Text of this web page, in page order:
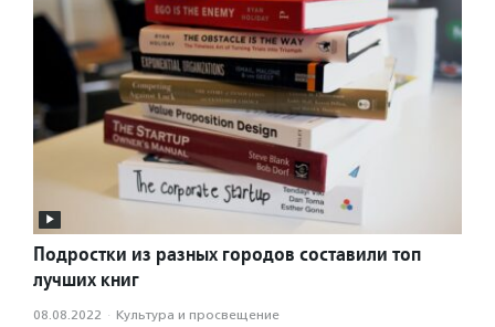
Подростки из разных городов составили топ
лучших книг
08.08.2022 · Культура и просвещение